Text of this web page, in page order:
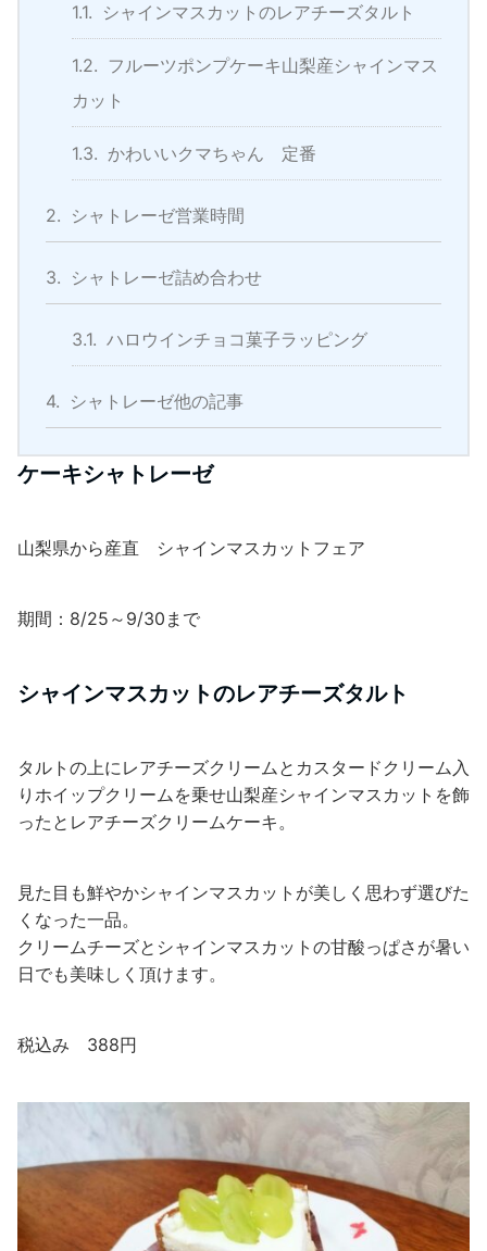
1.1. シャインマスカットのレアチーズタルト
1.2. フルーツポンプケーキ山梨産シャインマス
カット
1.3. かわいいクマちゃん 定番
2. シャトレーゼ営業時間
3. シャトレーゼ詰め合わせ
3.1. ハロウインチョコ菓子ラッピング
4. シャトレーゼ他の記事
ケーキシャトレーゼ
山梨県から産直 シャインマスカットフェア
期間：8/25～9/30まで
シャインマスカットのレアチーズタルト
タルトの上にレアチーズクリームとカスタードクリーム入
りホイップクリームを乗せ山梨産シャインマスカットを飾
ったとレアチーズクリームケーキ。
見た目も鮮やかシャインマスカットが美しく思わず選びた
くなった一品。
クリームチーズとシャインマスカットの甘酸っぱさが暑い
日でも美味しく頂けます。
税込み 388円